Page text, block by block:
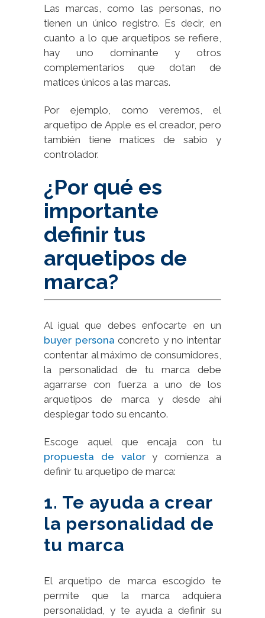
Las marcas, como las personas, no
tienen un único registro. Es decir, en
cuanto a lo que arquetipos se refiere,
hay uno dominante y otros
complementarios que dotan de
matices únicos a las marcas.
Por ejemplo, como veremos, el
arquetipo de Apple es el creador, pero
también tiene matices de sabio y
controlador.
¿Por qué es
importante
definir tus
arquetipos de
marca?
Al igual que debes enfocarte en un
buyer persona concreto y no intentar
contentar al máximo de consumidores,
la personalidad de tu marca debe
agarrarse con fuerza a uno de los
arquetipos de marca y desde ahí
desplegar todo su encanto.
Escoge aquel que encaja con tu
propuesta de valory comienza a
definir tu arquetipo de marca:
1. Te ayuda a crear
la personalidad de
tu marca
El arquetipo de marca escogido te
permite que la marca adquiera
personalidad, y te ayuda a definir su